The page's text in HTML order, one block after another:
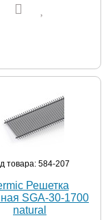
товара: 584-207
Решетка
SGA-30-1700
natural